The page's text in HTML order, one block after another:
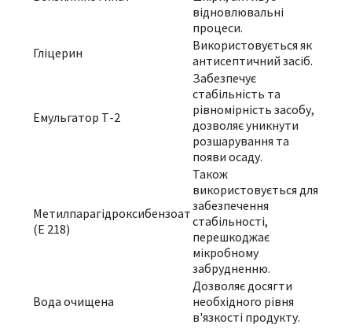
відновлювальні
процеси.
Гліцерин
Використовується як
антисептичний засіб.
Емульгатор Т-2
Забезпечує
стабільність та
рівномірність засобу,
дозволяє уникнути
розшарування та
появи осаду.
Метилпарагідроксибензоат
(Е 218)
Також
використовується для
забезпечення
стабільності,
перешкоджає
мікробному
забрудненню.
Вода очищена
Дозволяє досягти
необхідного рівня
в'язкості продукту.